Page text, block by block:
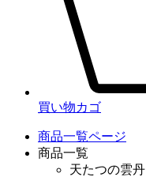
買い物カゴ
商品一覧ページ
商品一覧
天たつの雲丹